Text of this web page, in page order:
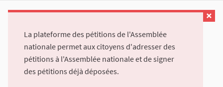
La plateforme des pétitions de l'Assemblée
nationale permet aux citoyens d'adresser des
pétitions à l'Assemblée nationale et de signer
des pétitions déjà déposées.